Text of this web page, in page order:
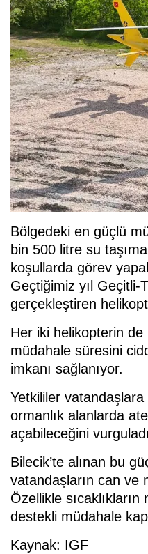
Bölgedeki en güçlü
bin 500 litre su
koşullarda görev
Geçtiğimiz yıl Geçitli-
gerçekleştiren
Her iki helikopterin
müdahale süresini
imkanı sağlanıyor.
Yetkililer vatandaşlara
ormanlık alanlarda
açabileceğini
Bilecik’te alınan bu
vatandaşların can ve
Özellikle
destekli müdahale
Kaynak: IGF